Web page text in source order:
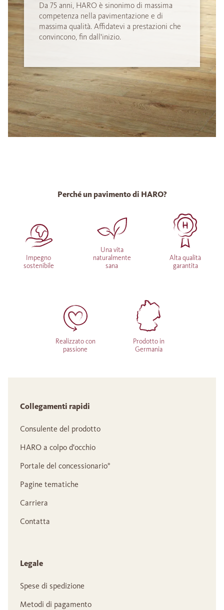
Da 75 anni, HARO è sinonimo di massima
competenza nella pavimentazione e di
massima qualità. Affidatevi a prestazioni che
convincono, fin dall'inizio.
Perché un pavimento di HARO?
Impegno
sostenibile
Una vita
naturalmente
sana
Alta qualità
garantita
Realizzato con
passione
Prodotto in
Germania
Collegamenti rapidi
Consulente del prodotto
HARO a colpo d'occhio
Portale del concessionario°
Pagine tematiche
Carriera
Contatta
Legale
Spese di spedizione
Metodi di pagamento